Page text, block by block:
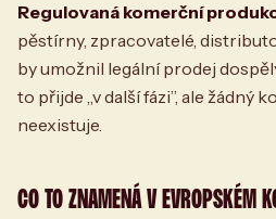
Regulovaná komerční
pěstírny, zpracovatelé,
by umožnil legální prodej
to přijde „v další fázi”, ale
neexistuje.
CO TO ZNAMENÁ V EVROPSKÉM